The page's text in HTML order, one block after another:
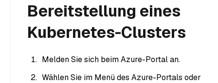
Bereitstellung eines
Kubernetes-Clusters
Melden Sie sich beim Azure-Portal an.
Wählen Sie im Menü des Azure-Portals oder